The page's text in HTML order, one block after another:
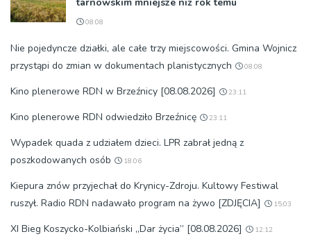
08:08
Nie pojedyncze działki, ale całe trzy miejscowości. Gmina Wojnicz
przystąpi do zmian w dokumentach planistycznych
08:08
Kino plenerowe RDN w Brzeźnicy [08.08.2026] 23:11
Kino plenerowe RDN odwiedziło Brzeźnicę 23:11
Wypadek quada z udziałem dzieci. LPR zabrał jedną z
poszkodowanych osób
18:06
Kiepura znów przyjechał do Krynicy-Zdroju. Kultowy Festiwal
ruszył. Radio RDN nadawało program na żywo [ZDJĘCIA]
15:03
XI Bieg Koszycko-Kolbiański „Dar życia” [08.08.2026] 12:12